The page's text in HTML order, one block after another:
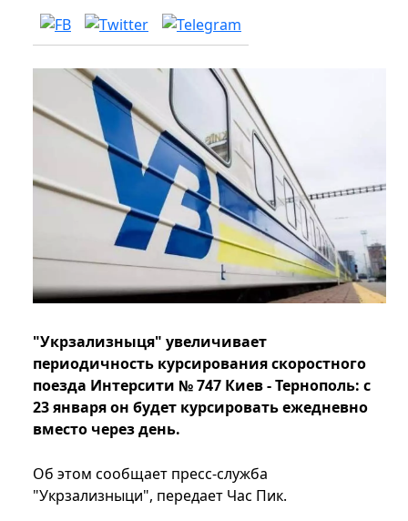
"Укрзализныця" увеличивает
периодичность курсирования скоростного
поезда Интерсити № 747 Киев - Тернополь: с
23 января он будет курсировать ежедневно
вместо через день.
Об этом сообщает пресс-служба
"Укрзализныци", передает Час Пик.